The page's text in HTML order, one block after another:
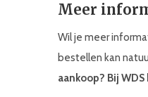
Meer
Wil je meer
bestellen kan
aankoop? Bij